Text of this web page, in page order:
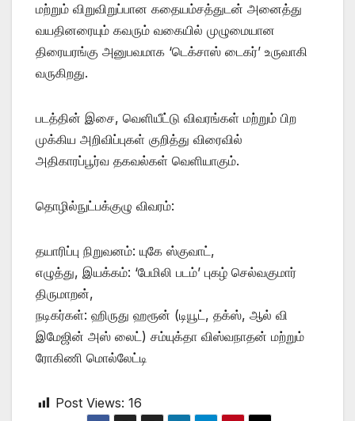
மற்றும் விறுவிறுப்பான கதையம்சத்துடன் அனைத்து
வயதினரையும் கவரும் வகையில் முழுமையான
திரையரங்கு அனுபவமாக ‘டெக்சாஸ் டைகர்’ உருவாகி
வருகிறது.
படத்தின் இசை, வெளியீட்டு விவரங்கள் மற்றும் பிற
முக்கிய அறிவிப்புகள் குறித்து விரைவில்
அதிகாரப்பூர்வ தகவல்கள் வெளியாகும்.
தொழில்நுட்பக்குழு விவரம்:
தயாரிப்பு நிறுவனம்: யுகே ஸ்குவாட்,
எழுத்து, இயக்கம்: ‘பேமிலி படம்’ புகழ் செல்வகுமார்
திருமாறன்,
நடிகர்கள்: ஹிருது ஹரூன் (டியூட், தக்ஸ், ஆல் வி
இமேஜின் அஸ் லைட்) சம்யுக்தா விஸ்வநாதன் மற்றும்
ரோகிணி மொல்லேட்டி
Post Views: 16